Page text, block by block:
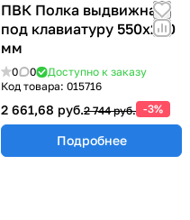
ПВК Полка выдвижная
под клавиатуру 550х250
мм
0 0
Доступно к заказу
Код товара: 015716
2 661,68 руб.2 744 руб. -3%
Подробнее